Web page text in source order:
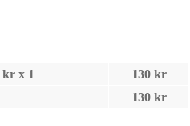
kr x 1 130kr
130kr